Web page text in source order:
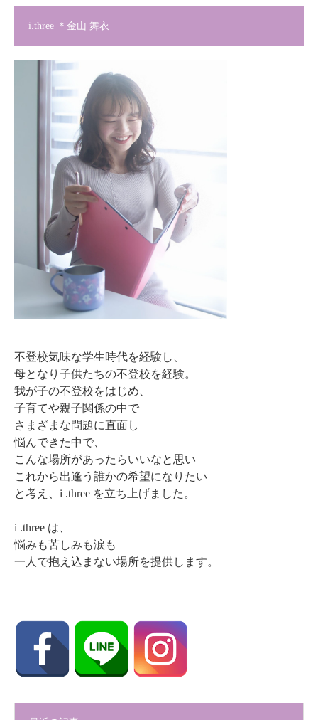
i.three ＊金山 舞衣
不登校気味な学生時代を経験し、
母となり子供たちの不登校を経験。
我が子の不登校をはじめ、
子育てや親子関係の中で
さまざまな問題に直面し
悩んできた中で、
こんな場所があったらいいなと思い
これから出逢う誰かの希望になりたい
と考え、i .three を立ち上げました。
i .three は、
悩みも苦しみも涙も
一人で抱え込まない場所を提供します。